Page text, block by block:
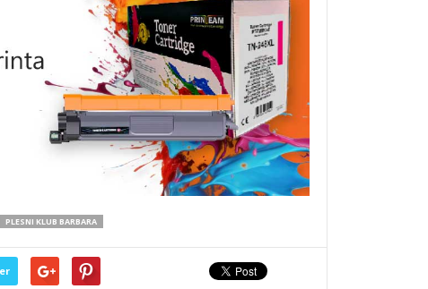
PLESNI KLUB BARBARA